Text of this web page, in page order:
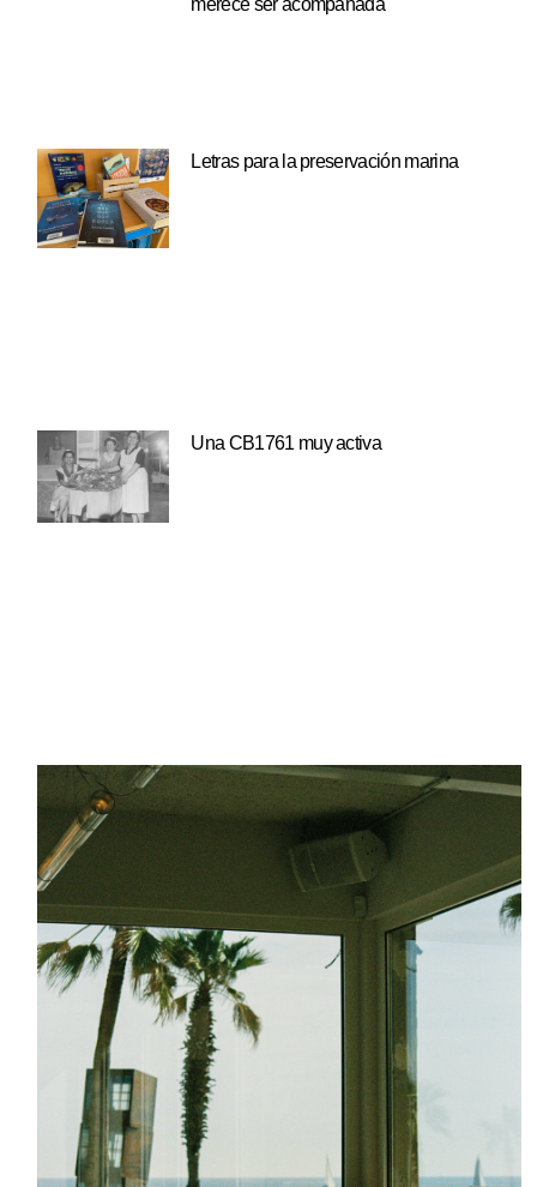
merece ser acompañada
Letras para la preservación marina
Una CB1761 muy activa